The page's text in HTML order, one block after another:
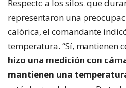
Respecto a los silos, que
representaron una
calórica, el comandante
temperatura. “Sí, mantienen
hizo una medición con
mantienen una